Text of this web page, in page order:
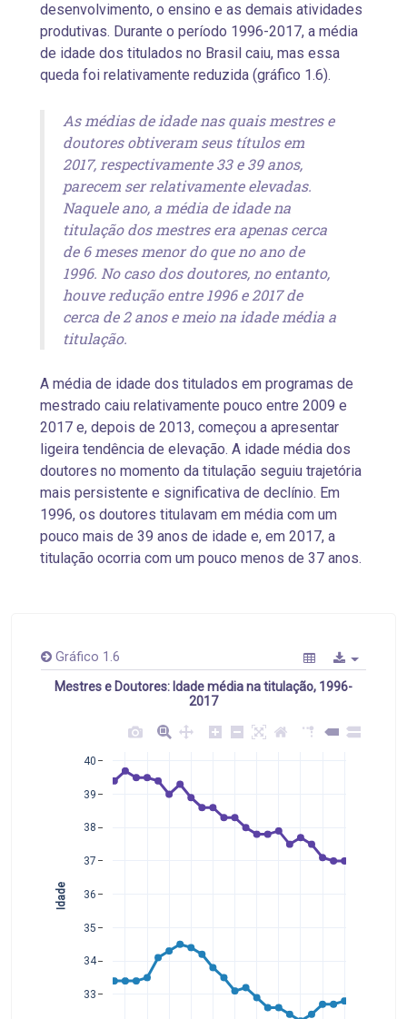
desenvolvimento, o ensino e as demais atividades
produtivas. Durante o período 1996-2017, a média
de idade dos titulados no Brasil caiu, mas essa
queda foi relativamente reduzida (gráfico 1.6).
As médias de idade nas quais mestres e
doutores obtiveram seus títulos em
2017, respectivamente 33 e 39 anos,
parecem ser relativamente elevadas.
Naquele ano, a média de idade na
titulação dos mestres era apenas cerca
de 6 meses menor do que no ano de
1996. No caso dos doutores, no entanto,
houve redução entre 1996 e 2017 de
cerca de 2 anos e meio na idade média a
titulação.
A média de idade dos titulados em programas de
mestrado caiu relativamente pouco entre 2009 e
2017 e, depois de 2013, começou a apresentar
ligeira tendência de elevação. A idade média dos
doutores no momento da titulação seguiu trajetória
mais persistente e significativa de declínio. Em
1996, os doutores titulavam em média com um
pouco mais de 39 anos de idade e, em 2017, a
titulação ocorria com um pouco menos de 37 anos.
Gráfico 1.6
Mestres e Doutores: Idade média na titulação, 1996-
2017
33
34
35
36
37
38
39
40
Idade